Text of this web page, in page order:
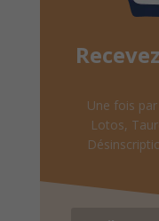
Une fois
Lotos,